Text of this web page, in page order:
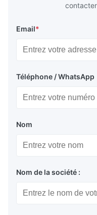
Email*
Téléphone / WhatsApp
Nom
Nom de la société :